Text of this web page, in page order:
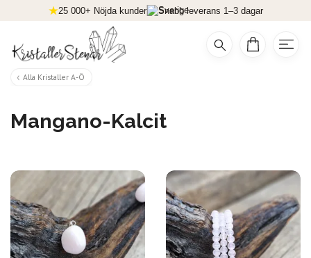
25 000+ Nöjda kunder Snabb leverans 1–3 dagar
Alla Kristaller A-Ö
Mangano-Kalcit